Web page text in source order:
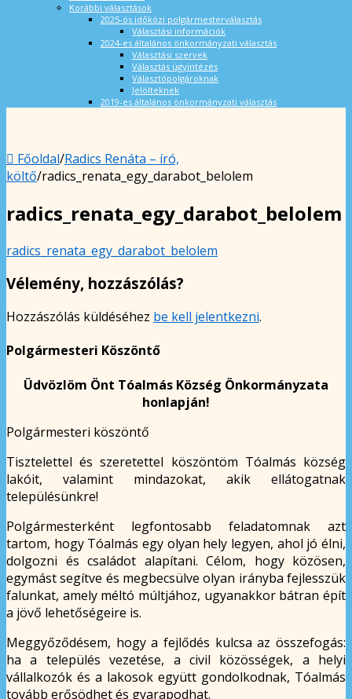
Korábbi választások
2025-ös időközi polgármesterválasztás
Választási információk
2024-es általános önkormányzati választás
Választási szervek
Választás ügyintézés
Választópolgároknak
Jelölteknek
2019-es általános önkormányzati választás
Főoldal/Radics Renáta – író,
költő/radics_renata_egy_darabot_belolem
radics_renata_egy_darabot_belolem
radics_renata_egy_darabot_belolem
Vélemény, hozzászólás?
Hozzászólás küldéséhez be kell jelentkezni.
Polgármesteri Köszöntő
Üdvözlöm Önt Tóalmás Község Önkormányzata
honlapján!
Polgármesteri köszöntő
Tisztelettel és szeretettel köszöntöm Tóalmás község
lakóit, valamint mindazokat, akik ellátogatnak
településünkre!
Polgármesterként legfontosabb feladatomnak azt
tartom, hogy Tóalmás egy olyan hely legyen, ahol jó élni,
dolgozni és családot alapítani. Célom, hogy közösen,
egymást segítve és megbecsülve olyan irányba fejlesszük
falunkat, amely méltó múltjához, ugyanakkor bátran épít
a jövő lehetőségeire is.
Meggyőződésem, hogy a fejlődés kulcsa az összefogás:
ha a település vezetése, a civil közösségek, a helyi
vállalkozók és a lakosok együtt gondolkodnak, Tóalmás
tovább erősödhet és gyarapodhat.